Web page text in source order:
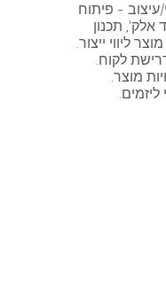
עיצוב - פיתוח
אלק', תכנון
ליווי ייצור.
לקוח.
מוצר.
ליזמים.